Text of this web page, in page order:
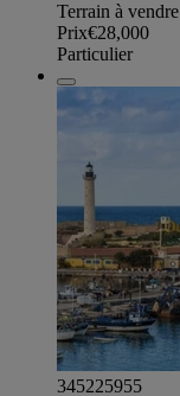
Terrain à
Prix€28,000
Particulier
345225955